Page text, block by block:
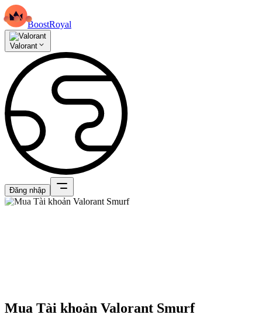
BoostRoyal
Valorant
Đăng nhập
Mua Tài khoản Valorant Smurf